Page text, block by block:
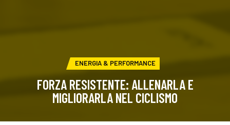
CATEGORIA:
ENERGIA & PERFORMANCE
FORZA RESISTENTE: ALLENARLA E
MIGLIORARLA NEL CICLISMO